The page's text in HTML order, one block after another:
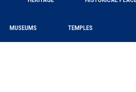
MUSEUMS TEMPLES